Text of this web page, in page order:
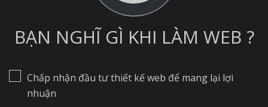
BẠN NGHĨ GÌ KHI LÀM WEB ?
Chấp nhận đầu tư thiết kế web để mang lại lợi
nhuận